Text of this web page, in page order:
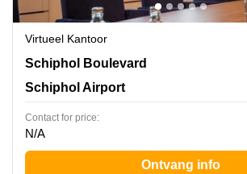
Virtueel Kantoor
Schiphol Boulevard 127, Schiphol Airport
Schiphol Boulevard
Schiphol Airport
Contact for price:
N/A
Ontvang info